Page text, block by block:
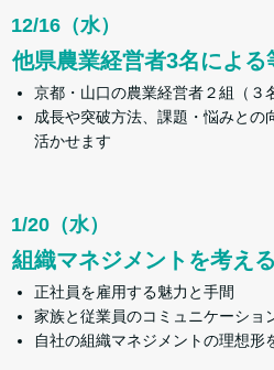
12/16（水）
他県農業経営者3名による
京都・山口の農業経営者２組（３
成長や突破方法、課題・悩みとの
活かせます
1/20（水）
組織マネジメントを考える
正社員を雇用する魅力と手間
家族と従業員のコミュニケーショ
自社の組織マネジメントの理想形